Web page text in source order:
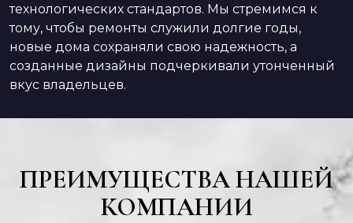
технологических стандартов. Мы стремимся к
тому, чтобы ремонты служили долгие годы,
новые дома сохраняли свою надежность, а
созданные дизайны подчеркивали утонченный
вкус владельцев.
ПРЕИМУЩЕСТВА НАШЕЙ
КОМПАНИИ